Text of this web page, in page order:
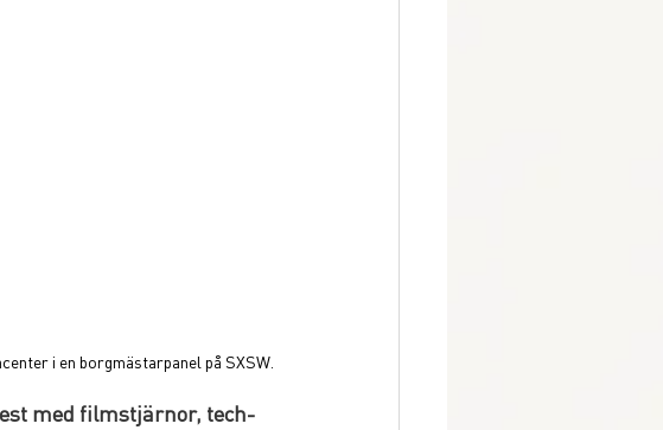
i en borgmästarpanel på SXSW.
med filmstjärnor, tech-